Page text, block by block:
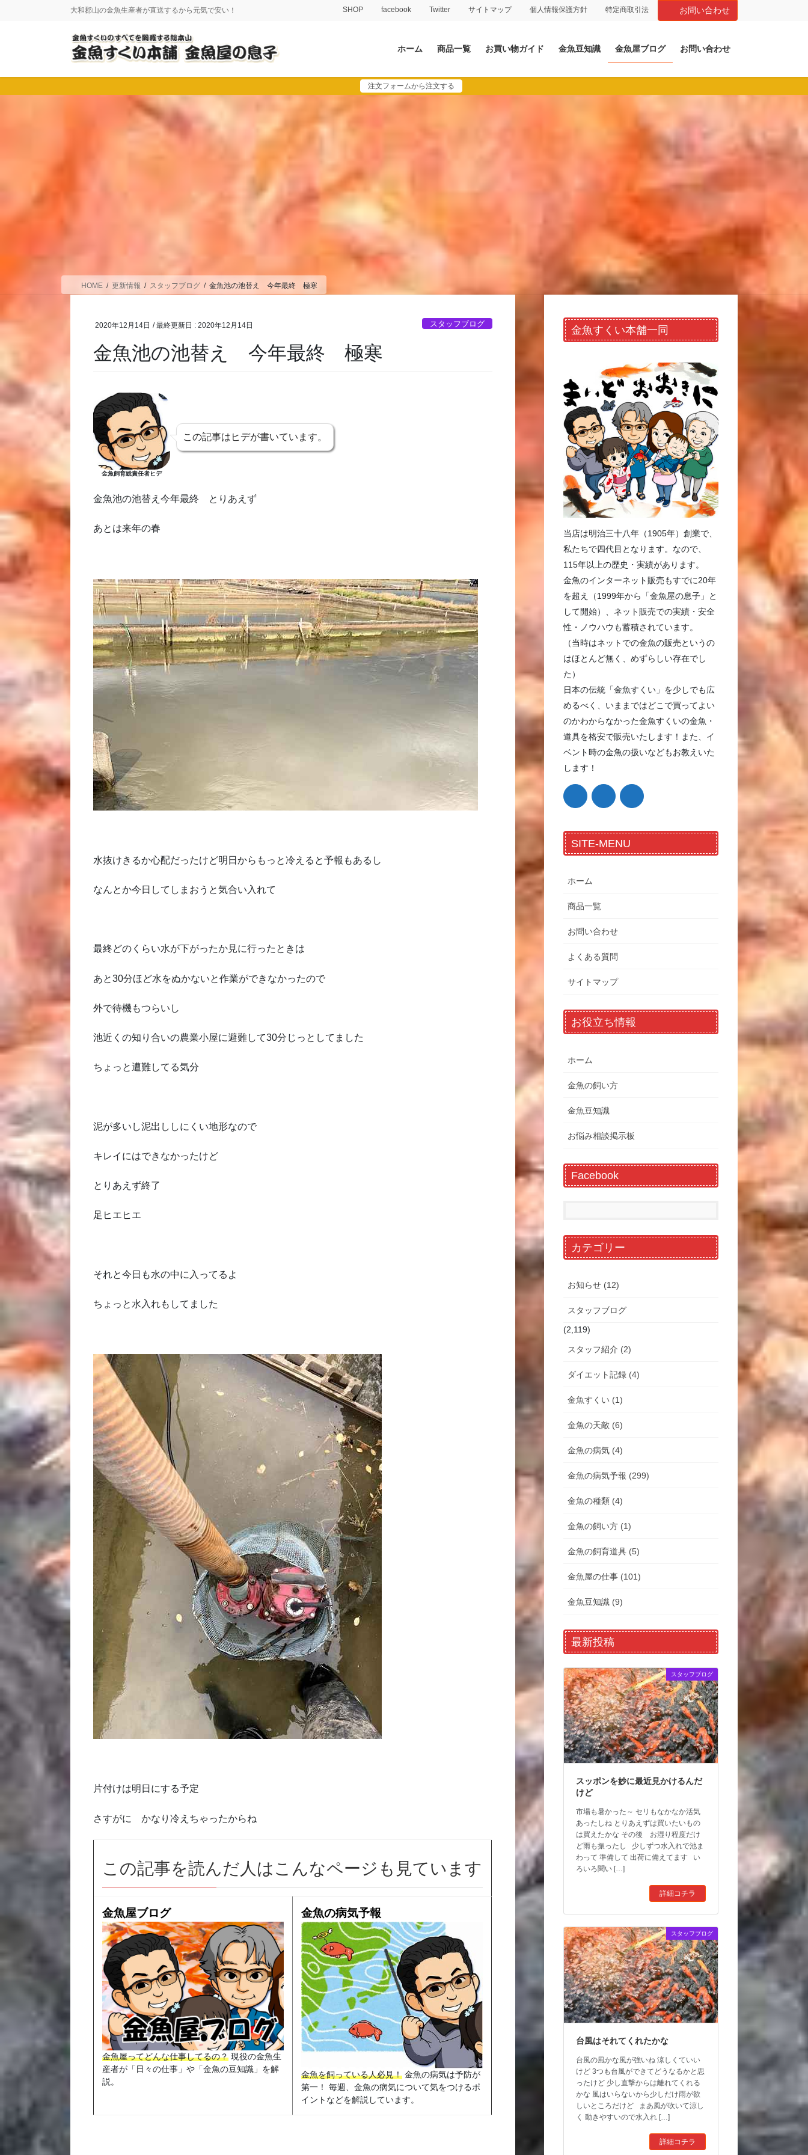
に
移
ョ
ン
大和郡山の金魚生産者が直送するから元気で安い！ SHOP facebook Twitter サイトマップ 個人情報保護方針 特定商取引法 お問い合わせ
ホーム 商品一覧 お買い物ガイド 金魚豆知識 金魚屋ブログ お問い合わせ
注文フォームから注文する
HOME 更新情報 スタッフブログ 金魚池の池替え 今年最終 極寒
2020年12月14日 / 最終更新日 :2020年12月14日 スタッフブログ
金魚池の池替え 今年最終 極寒
金魚飼育総責任者ヒデ
この記事はヒデが書いています。
金魚池の池替え今年最終 とりあえず
あとは来年の春
水抜けきるか心配だったけど明日からもっと冷えると予報もあるし
なんとか今日してしまおうと気合い入れて
最終どのくらい水が下がったか見に行ったときは
あと30分ほど水をぬかないと作業ができなかったので
外で待機もつらいし
池近くの知り合いの農業小屋に避難して30分じっとしてました
ちょっと遭難してる気分
泥が多いし泥出ししにくい地形なので
キレイにはできなかったけど
とりあえず終了
足ヒエヒエ
それと今日も水の中に入ってるよ
ちょっと水入れもしてました
片付けは明日にする予定
さすがに かなり冷えちゃったからね
この記事を読んだ人はこんなページも見ています
金魚屋ブログ
金魚屋ってどんな仕事してるの？ 現役の金魚生
産者が「日々の仕事」や「金魚の豆知識」を解
説。
金魚の病気予報
金魚を飼っている人必見！ 金魚の病気は予防が
第一！ 毎週、金魚の病気について気をつけるポ
イントなどを解説しています。
金魚すくい本舗一同
当店は明治三十八年（1905年）創業で、
私たちで四代目となります。なので、
115年以上の歴史・実績があります。
金魚のインターネット販売もすでに20年
を超え（1999年から「金魚屋の息子」と
して開始）、ネット販売での実績・安全
性・ノウハウも蓄積されています。
（当時はネットでの金魚の販売というの
はほとんど無く、めずらしい存在でし
た）
日本の伝統「金魚すくい」を少しでも広
めるべく、いままではどこで買ってよい
のかわからなかった金魚すくいの金魚・
道具を格安で販売いたします！また、イ
ベント時の金魚の扱いなどもお教えいた
します！
SITE-MENU
ホーム
商品一覧
お問い合わせ
よくある質問
サイトマップ
お役立ち情報
ホーム
金魚の飼い方
金魚豆知識
お悩み相談掲示板
Facebook
カテゴリー
お知らせ (12)
スタッフブログ
(2,119)
スタッフ紹介 (2)
ダイエット記録 (4)
金魚すくい (1)
金魚の天敵 (6)
金魚の病気 (4)
金魚の病気予報 (299)
金魚の種類 (4)
金魚の飼い方 (1)
金魚の飼育道具 (5)
金魚屋の仕事 (101)
金魚豆知識 (9)
最新投稿
スタッフブログ
スッポンを妙に最近見かけるんだ
けど
市場も暑かった～ セリもなかなか活気
あったしね とりあえずは買いたいもの
は買えたかな その後 お湿り程度だけ
ど雨も振ったし 少しずつ水入れで池ま
わって 準備して 出荷に備えてます い
ろいろ聞い […]
詳細コチラ
スタッフブログ
台風はそれてくれたかな
台風の風かな風が強いね 涼しくていい
けど 3つも台風ができてどうなるかと思
ったけど 少し直撃からは離れてくれる
かな 風はいらないから少しだけ雨が欲
しいところだけど まあ風が吹いて涼し
く 動きやすいので水入れ […]
詳細コチラ